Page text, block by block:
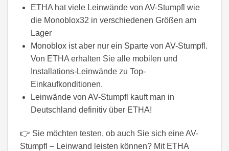
ETHA hat viele Leinwände von AV-Stumpfl wie
die Monoblox32 in verschiedenen Größen am
Lager
Monoblox ist aber nur ein Sparte von AV-Stumpfl.
Von ETHA erhalten Sie alle mobilen und
Installations-Leinwände zu Top-
Einkaufkonditionen.
Leinwände von AV-Stumpfl kauft man in
Deutschland definitiv über ETHA!
👉 Sie möchten testen, ob auch Sie sich eine AV-
Stumpfl – Leinwand leisten können? Mit ETHA